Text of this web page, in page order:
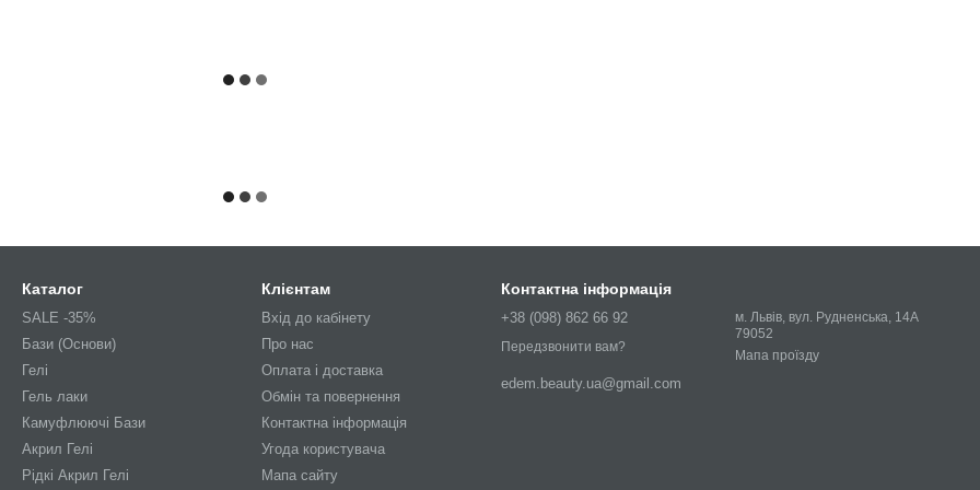
Каталог
SALE -35%
Бази (Основи)
Гелі
Гель лаки
Камуфлюючі Бази
Акрил Гелі
Рідкі Акрил Гелі
Клієнтам
Вхід до кабінету
Про нас
Оплата і доставка
Обмін та повернення
Контактна інформація
Угода користувача
Мапа сайту
Контактна інформація
+38 (098) 862 66 92
Передзвонити вам?
edem.beauty.ua@gmail.com
м. Львів, вул. Рудненська, 14А
79052
Мапа проїзду